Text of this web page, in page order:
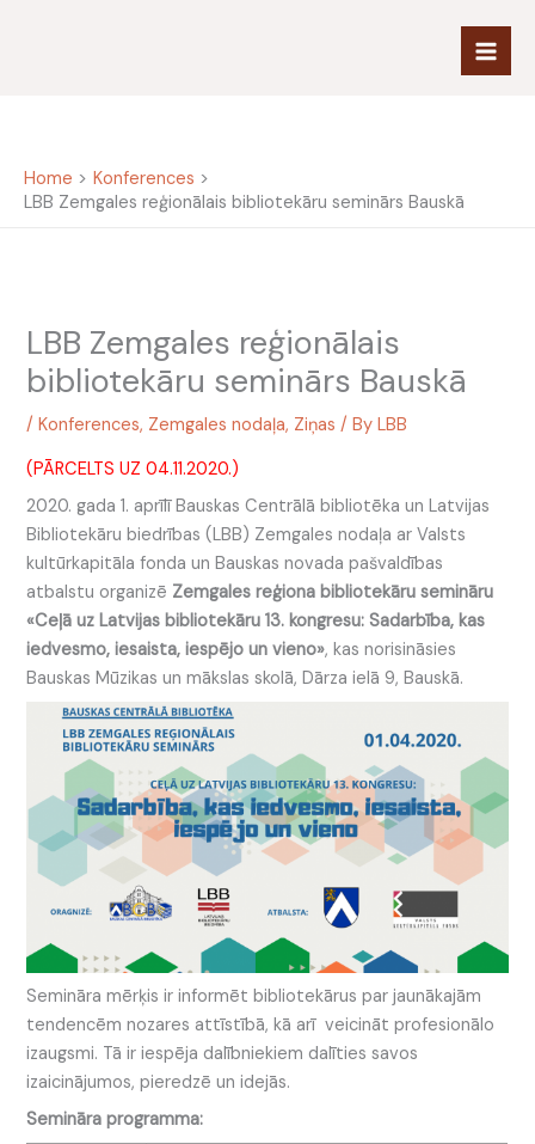
Home
Konferences
LBB Zemgales reģionālais bibliotekāru seminārs Bauskā
LBB Zemgales reģionālais
bibliotekāru seminārs Bauskā
/Konferences, Zemgales nodaļa, Ziņas / ByLBB
(PĀRCELTS UZ 04.11.2020.)
2020. gada 1. aprīlī Bauskas Centrālā bibliotēka un Latvijas
Bibliotekāru biedrības (LBB) Zemgales nodaļa ar Valsts
kultūrkapitāla fonda un Bauskas novada pašvaldības
atbalstu organizē Zemgales reģiona bibliotekāru semināru
«Ceļā uz Latvijas bibliotekāru 13. kongresu: Sadarbība, kas
iedvesmo, iesaista, iespējo un vieno», kas norisināsies
Bauskas Mūzikas un mākslas skolā, Dārza ielā 9, Bauskā.
Semināra mērķis ir informēt bibliotekārus par jaunākajām
tendencēm nozares attīstībā, kā arī veicināt profesionālo
izaugsmi. Tā ir iespēja dalībniekiem dalīties savos
izaicinājumos, pieredzē un idejās.
Semināra programma: